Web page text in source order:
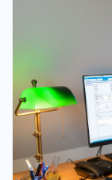
Referenzen
News